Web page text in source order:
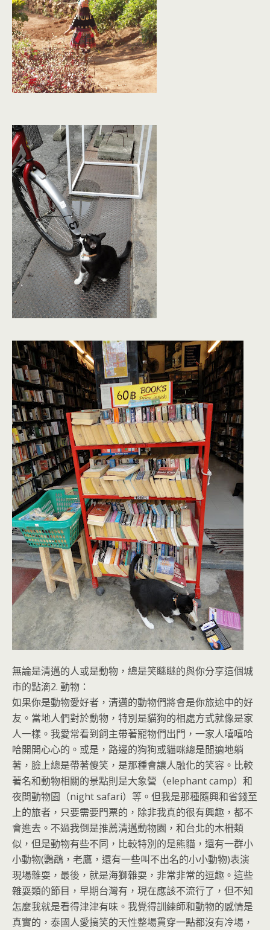
無論是清邁的人或是動物，總是笑瞇瞇的與你分享這個城
市的點滴2. 動物：
如果你是動物愛好者，清邁的動物們將會是你旅途中的好
友。當地人們對於動物，特別是貓狗的相處方式就像是家
人一樣。我愛常看到飼主帶著寵物們出門，一家人嘻嘻哈
哈開開心心的。或是，路邊的狗狗或貓咪總是閒適地躺
著，臉上總是帶著傻笑，是那種會讓人融化的笑容。比較
著名和動物相關的景點則是大象營（elephant camp）和
夜間動物園（night safari）等。但我是那種隨興和省錢至
上的旅者，只要需要門票的，除非我真的很有興趣，都不
會進去。不過我倒是推薦清邁動物園，和台北的木柵類
似，但是動物有些不同，比較特別的是熊貓，還有一群小
小動物(鸚鵡，老鷹，還有一些叫不出名的小小動物)表演
現場雜耍，最後，就是海獅雜耍，非常非常的逗趣。這些
雜耍類的節目，早期台灣有，現在應該不流行了，但不知
怎麼我就是看得津津有味。我覺得訓練師和動物的感情是
真實的，泰國人愛搞笑的天性整場貫穿一點都沒有冷場，